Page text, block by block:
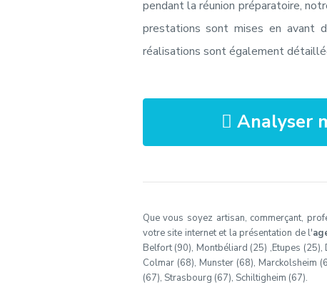
pendant la réunion préparatoire,
prestations sont mises en avant
réalisations sont également
Analyser
Que vous soyez artisan, commerçant,
votre site internet et la présentation de l'
Belfort (90), Montbéliard (25) ,Etupes
Colmar (68), Munster (68), Marckolsheim
(67), Strasbourg (67), Schiltigheim (67).